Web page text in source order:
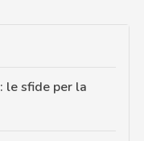
le sfide per la